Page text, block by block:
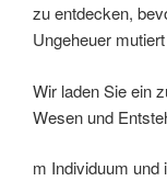
zu entdecken,
Ungeheuer
Wir laden Sie ein
Wesen und
m Individuum und